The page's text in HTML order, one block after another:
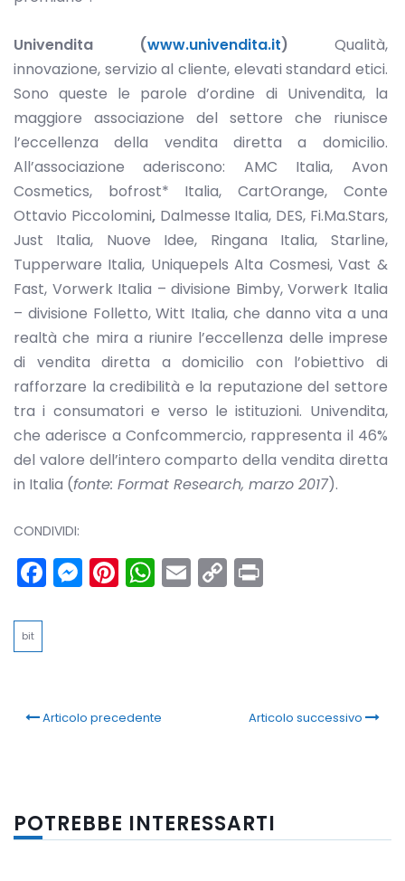
Univendita (www.univendita.it) Qualità,
innovazione, servizio al cliente, elevati standard etici.
Sono queste le parole d’ordine di Univendita, la
maggiore associazione del settore che riunisce
l’eccellenza della vendita diretta a domicilio.
All’associazione aderiscono: AMC Italia, Avon
Cosmetics, bofrost* Italia, CartOrange, Conte
Ottavio Piccolomini,Dalmesse Italia, DES, Fi.Ma.Stars,
Just Italia, Nuove Idee, Ringana Italia, Starline,
Tupperware Italia, Uniquepels Alta Cosmesi, Vast &
Fast, Vorwerk Italia – divisione Bimby, Vorwerk Italia
– divisione Folletto, Witt Italia, che danno vita a una
realtà che mira a riunire l’eccellenza delle imprese
di vendita diretta a domicilio con l’obiettivo di
rafforzare la credibilità e la reputazione del settore
tra i consumatori e verso le istituzioni. Univendita,
che aderisce a Confcommercio, rappresenta il 46%
del valore dell’intero comparto della vendita diretta
in Italia (fonte: Format Research, marzo 2017).
CONDIVIDI:
Facebook
Messenger
Pinterest
WhatsApp
Email
Copy
bit
Articolo precedente Articolo successivo
POTREBBE INTERESSARTI